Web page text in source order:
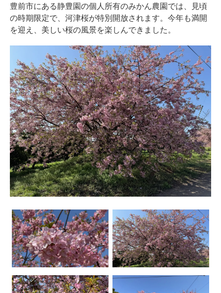
豊前市にある静豊園の個人所有のみかん農園では、見頃
の時期限定で、河津桜が特別開放されます。今年も満開
を迎え、美しい桜の風景を楽しんできました。